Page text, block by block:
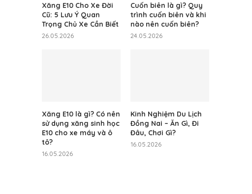
Xăng E10 Cho Xe Đời
Cũ: 5 Lưu Ý Quan
Trọng Chủ Xe Cần Biết
26.05.2026
Cuốn biên là gì? Quy
trình cuốn biên và khi
nào nên cuốn biên?
24.05.2026
Xăng E10 là gì? Có nên
sử dụng xăng sinh học
E10 cho xe máy và ô
tô?
16.05.2026
Kinh Nghiệm Du Lịch
Đồng Nai – Ăn Gì, Đi
Đâu, Chơi Gì?
16.05.2026